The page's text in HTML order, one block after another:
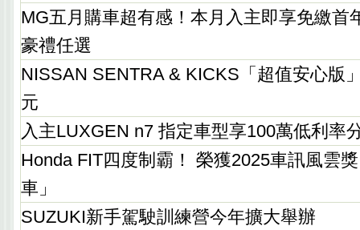
MG五月購車超有感！本月入主即享免繳首
豪禮任選
NISSAN SENTRA & KICKS「超值安心版
元
入主LUXGEN n7 指定車型享100萬低利率
Honda FIT四度制霸！ 榮獲2025車訊風雲
車」
SUZUKI新手駕駛訓練營今年擴大舉辦